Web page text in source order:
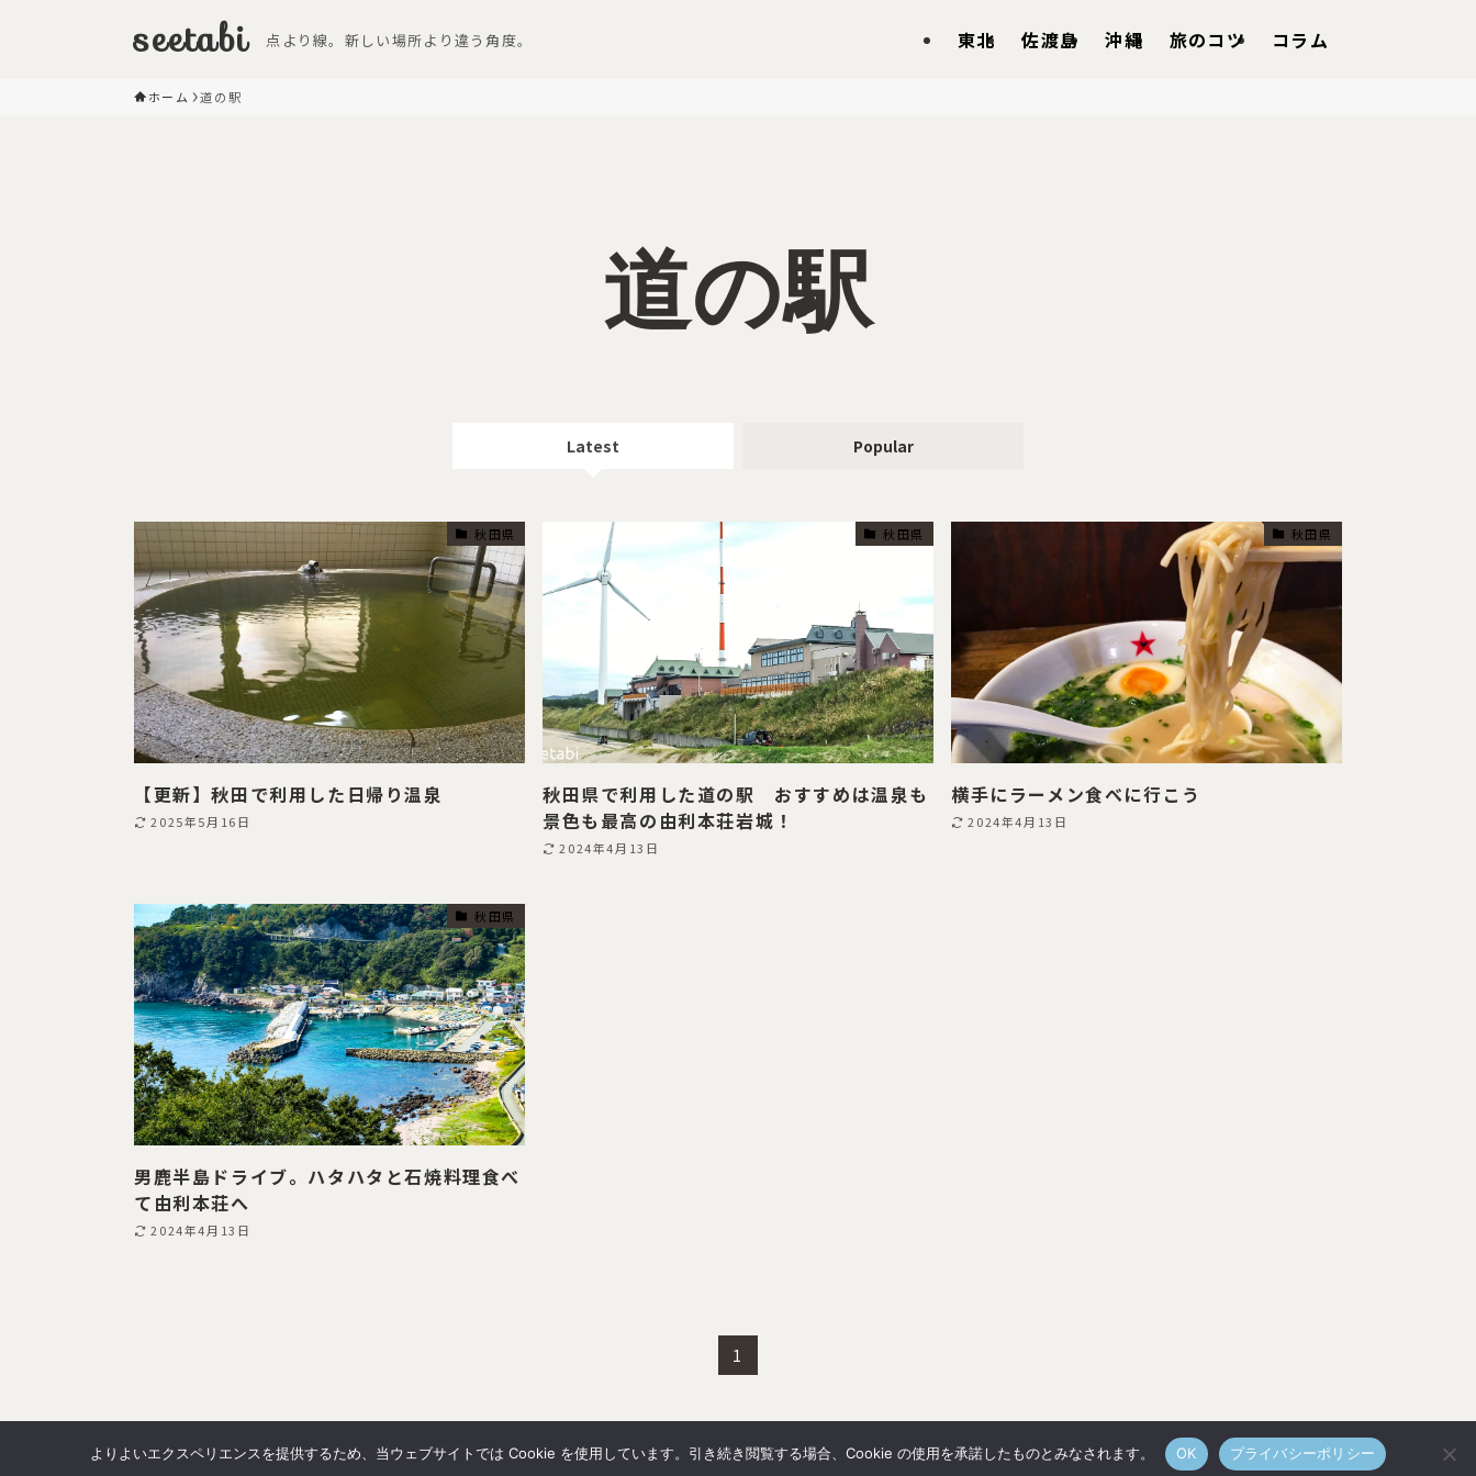
seetabi 点より線。新しい場所より違う角度。 東北 佐渡島 沖縄 旅のコツ コラム
ホーム 道の駅
道の駅
Latest Popular
秋田県
【更新】秋田で利用した日帰り温泉
2025年5月16日
秋田県
秋田県で利用した道の駅 おすすめは温泉も
景色も最高の由利本荘岩城！
2024年4月13日
秋田県
横手にラーメン食べに行こう
2024年4月13日
秋田県
男鹿半島ドライブ。ハタハタと石焼料理食べ
て由利本荘へ
2024年4月13日
1
よりよいエクスペリエンスを提供するため、当ウェブサイトでは Cookie を使用しています。引き続き閲覧する場合、Cookie の使用を承諾したものとみなされます。 OK プライバシーポリシー